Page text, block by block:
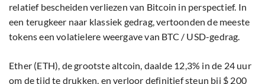
relatief bescheiden verliezen van Bitcoin in perspectief. In
een terugkeer naar klassiek gedrag, vertoonden de meeste
tokens een volatielere weergave van BTC / USD-gedrag.
Ether (ETH), de grootste altcoin, daalde 12,3% in de 24 uur
om de tijd te drukken, en verloor definitief steun bij $ 200